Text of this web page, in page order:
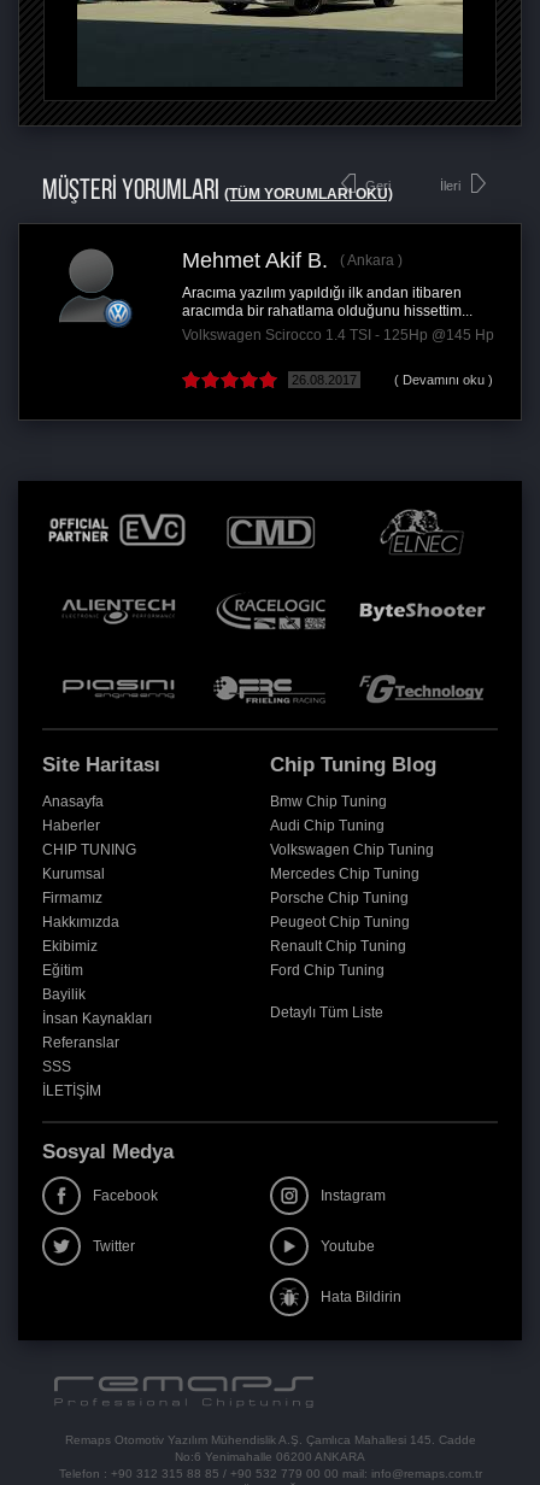
MÜŞTERİ YORUMLARI (TÜM YORUMLARI OKU)
Geri
Mehmet Akif B.
Ankara
Aracıma yazılım yapıldığı ilk andan itibaren
aracımda bir rahatlama olduğunu hissettim...
Volkswagen Scirocco 1.4 TSI - 125Hp @145 Hp
26.08.2017 ( Devamını oku )
İleri
Site Haritası
Anasayfa
Haberler
CHIP TUNING
Kurumsal
Firmamız
Hakkımızda
Ekibimiz
Eğitim
Bayilik
İnsan Kaynakları
Referanslar
SSS
İLETİŞİM
Chip Tuning Blog
Bmw Chip Tuning
Audi Chip Tuning
Volkswagen Chip Tuning
Mercedes Chip Tuning
Porsche Chip Tuning
Peugeot Chip Tuning
Renault Chip Tuning
Ford Chip Tuning
Detaylı Tüm Liste
Sosyal Medya
Facebook Instagram
Twitter Youtube
Hata Bildirin
Remaps Otomotiv Yazılım Mühendislik A.Ş. Çamlıca Mahallesi 145. Cadde
No:6 Yenimahalle 06200 ANKARA
Telefon : +90 312 315 88 85 / +90 532 779 00 00 mail: info@remaps.com.tr